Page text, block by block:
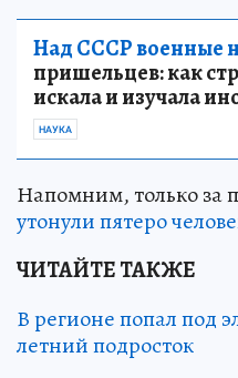
Над СССР военные
пришельцев: как
искала и изучала
НАУКА
Напомним, только за
утонули пятеро
ЧИТАЙТЕ ТАКЖЕ
В регионе попал под
летний подросток